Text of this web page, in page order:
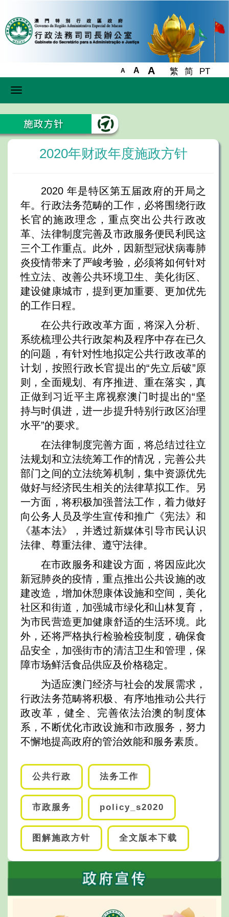
A A A 繁 简 PT
Toggle
2020年财政年度施政方针
2020 年是特区第五届政府的开局之
年。行政法务范畴的工作，必将围绕行政
长官的施政理念，重点突出公共行政改
革、法律制度完善及市政服务便民利民这
三个工作重点。此外，因新型冠状病毒肺
炎疫情带来了严峻考验，必须将如何针对
性立法、改善公共环境卫生、美化街区、
建设健康城市，提到更加重要、更加优先
的工作日程。
在公共行政改革方面，将深入分析、
系统梳理公共行政架构及程序中存在已久
的问题，有针对性地拟定公共行政改革的
计划，按照行政长官提出的“先立后破”原
则，全面规划、有序推进、重在落实，真
正做到习近平主席视察澳门时提出的“坚
持与时俱进，进一步提升特别行政区治理
水平”的要求。
在法律制度完善方面，将总结过往立
法规划和立法统筹工作的情况，完善公共
部门之间的立法统筹机制，集中资源优先
做好与经济民生相关的法律草拟工作。另
一方面，将积极加强普法工作，着力做好
向公务人员及学生宣传和推广《宪法》和
《基本法》，并透过新媒体引导市民认识
法律、尊重法律、遵守法律。
在市政服务和建设方面，将因应此次
新冠肺炎的疫情，重点推出公共设施的改
建改造，增加休憩康体设施和空间，美化
社区和街道，加强城市绿化和山林复育，
为市民营造更加健康舒适的生活环境。此
外，还将严格执行检验检疫制度，确保食
品安全，加强街市的清洁卫生和管理，保
障市场鲜活食品供应及价格稳定。
为适应澳门经济与社会的发展需求，
行政法务范畴将积极、有序地推动公共行
政改革，健全、完善依法治澳的制度体
系，不断优化市政设施和市政服务，努力
不懈地提高政府的管治效能和服务素质。
公共行政 法务工作
市政服务 policy_s2020
图解施政方针 全文版本下载